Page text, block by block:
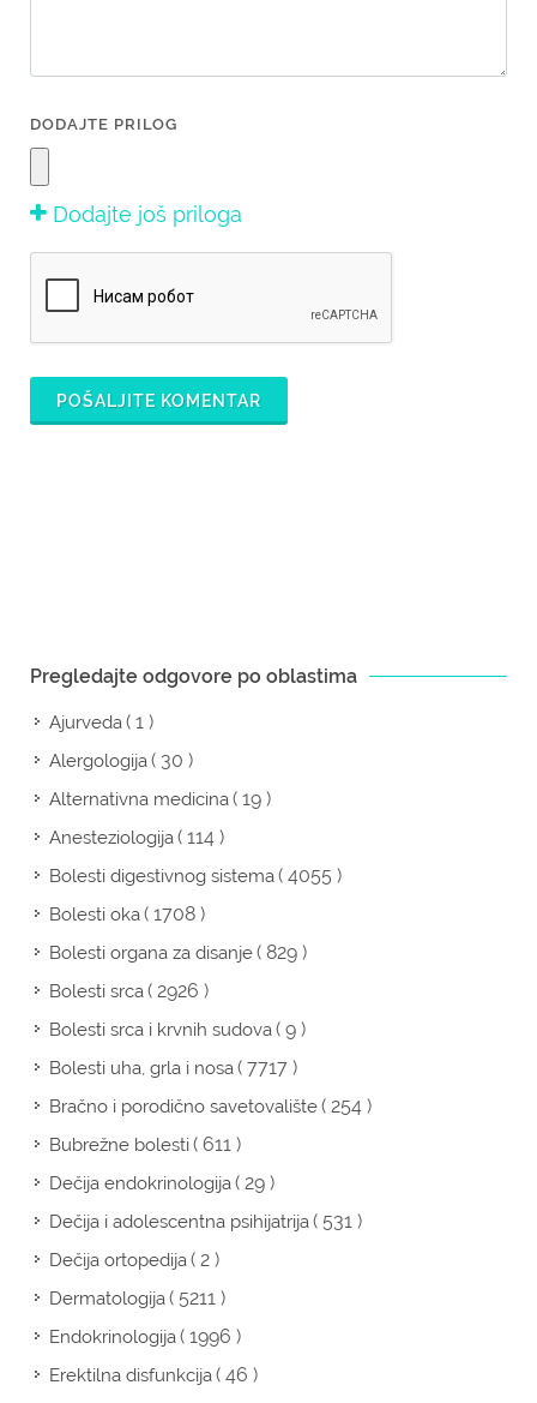
DODAJTE PRILOG
Dodajte još priloga
POŠALJITE KOMENTAR
Pregledajte odgovore po oblastima
Ajurveda( 1 )
Alergologija( 30 )
Alternativna medicina( 19 )
Anesteziologija( 114 )
Bolesti digestivnog sistema( 4055 )
Bolesti oka( 1708 )
Bolesti organa za disanje( 829 )
Bolesti srca( 2926 )
Bolesti srca i krvnih sudova( 9 )
Bolesti uha, grla i nosa( 7717 )
Bračno i porodično savetovalište( 254 )
Bubrežne bolesti( 611 )
Dečija endokrinologija( 29 )
Dečija i adolescentna psihijatrija( 531 )
Dečija ortopedija( 2 )
Dermatologija( 5211 )
Endokrinologija( 1996 )
Erektilna disfunkcija( 46 )